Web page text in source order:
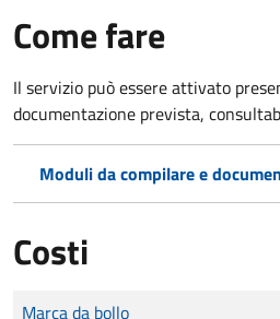
Come fare
Il servizio può essere attivato
documentazione prevista,
Moduli da compilare e
Costi
Tipo di pagamento
Importo
Marca da bollo